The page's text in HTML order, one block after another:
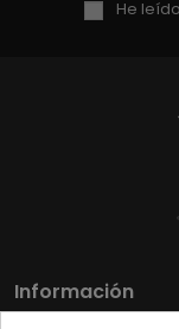
He
Información